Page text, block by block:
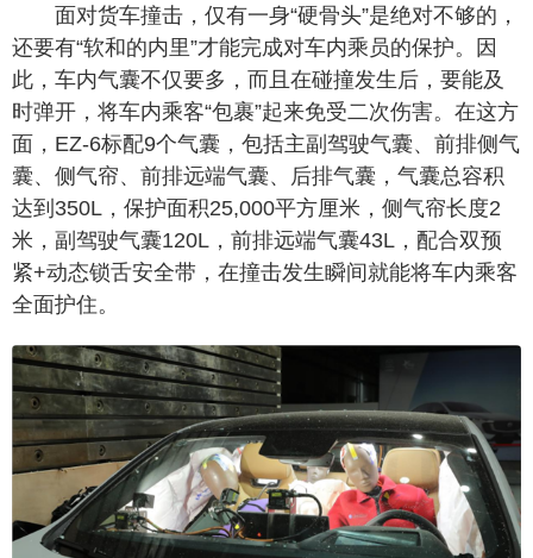
面对货车撞击，仅有一身“硬骨头”是绝对不够的，
还要有“软和的内里”才能完成对车内乘员的保护。因
此，车内气囊不仅要多，而且在碰撞发生后，要能及
时弹开，将车内乘客“包裹”起来免受二次伤害。在这方
面，EZ-6标配9个气囊，包括主副驾驶气囊、前排侧气
囊、侧气帘、前排远端气囊、后排气囊，气囊总容积
达到350L，保护面积25,000平方厘米，侧气帘长度2
米，副驾驶气囊120L，前排远端气囊43L，配合双预
紧+动态锁舌安全带，在撞击发生瞬间就能将车内乘客
全面护住。